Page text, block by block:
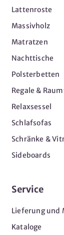
Lattenroste
Massivholz
Matratzen
Nachttische
Polsterbetten
Regale &
Relaxsessel
Schlafsofas
Schränke &
Sideboards
Service
Lieferung und
Kataloge